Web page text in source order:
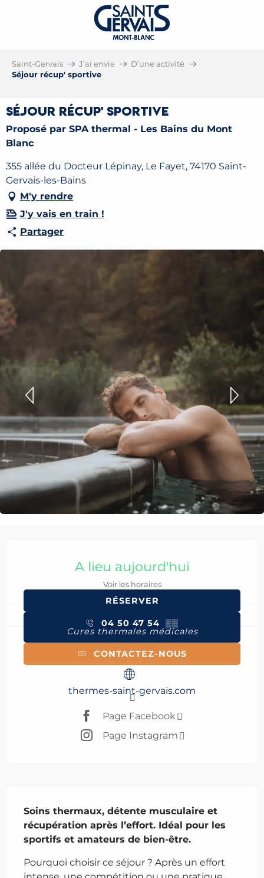
Saint-Gervais J’ai envie
D’une activité
Séjour récup' sportive
Séjour récup' sportive
Proposé par SPA thermal - Les Bains du Mont
Blanc
355 allée du Docteur Lépinay, Le Fayet, 74170 Saint-
Gervais-les-Bains
M'y rendre
J'y vais en train !
Partager
A lieu aujourd'hui
Voir les horaires
RÉSERVER
04 50 47 54 ▒▒
Cures thermales médicales
CONTACTEZ-NOUS
thermes-saint-gervais.com
Page Facebook
Page Instagram
Soins thermaux, détente musculaire et
récupération après l’effort. Idéal pour les
sportifs et amateurs de bien-être.
Pourquoi choisir ce séjour ? Après un effort